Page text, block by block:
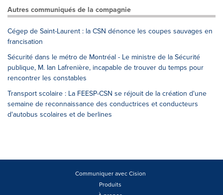
Autres communiqués de la compagnie
Cégep de Saint-Laurent : la CSN dénonce les coupes sauvages en
francisation
Sécurité dans le métro de Montréal - Le ministre de la Sécurité
publique, M. Ian Lafrenière, incapable de trouver du temps pour
rencontrer les constables
Transport scolaire : La FEESP-CSN se réjouit de la création d'une
semaine de reconnaissance des conductrices et conducteurs
d'autobus scolaires et de berlines
Communiquer avec Cision
Produits